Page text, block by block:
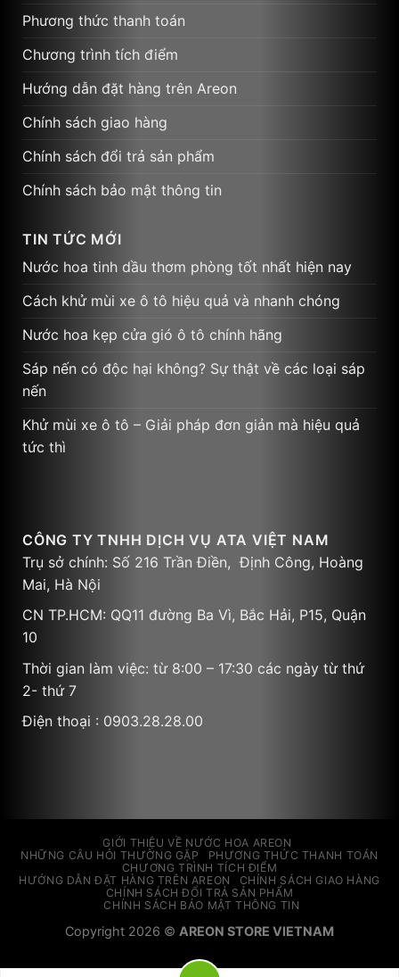
Phương thức thanh toán
Chương trình tích điểm
Hướng dẫn đặt hàng trên Areon
Chính sách giao hàng
Chính sách đổi trả sản phẩm
Chính sách bảo mật thông tin
TIN TỨC MỚI
Nước hoa tinh dầu thơm phòng tốt nhất hiện nay
Cách khử mùi xe ô tô hiệu quả và nhanh chóng
Nước hoa kẹp cửa gió ô tô chính hãng
Sáp nến có độc hại không? Sự thật về các loại sáp
nến
Khử mùi xe ô tô – Giải pháp đơn giản mà hiệu quả
tức thì
CÔNG TY TNHH DỊCH VỤ ATA VIỆT NAM
Trụ sở chính: Số 216 Trần Điền, Định Công, Hoàng
Mai, Hà Nội
CN TP.HCM: QQ11 đường Ba Vì, Bắc Hải, P15, Quận
10
Thời gian làm việc: từ 8:00 – 17:30 các ngày từ thứ
2- thứ 7
Điện thoại : 0903.28.28.00
GIỚI THIỆU VỀ NƯỚC HOA AREON
NHỮNG CÂU HỎI THƯỜNG GẶP
PHƯƠNG THỨC THANH TOÁN
CHƯƠNG TRÌNH TÍCH ĐIỂM
HƯỚNG DẪN ĐẶT HÀNG TRÊN AREON
CHÍNH SÁCH GIAO HÀNG
CHÍNH SÁCH ĐỔI TRẢ SẢN PHẨM
CHÍNH SÁCH BẢO MẬT THÔNG TIN
Copyright 2026 © AREON STORE VIETNAM